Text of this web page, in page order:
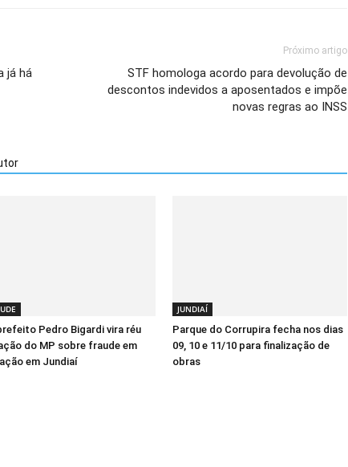
já há
Próximo artigo
STF homologa acordo para devolução de
descontos indevidos a aposentados e impõe
novas regras ao INSS
Pedro Bigardi vira réu
do MP sobre fraude em
em Jundiaí
JUNDIAÍ
Parque do Corrupira fecha nos dias
09, 10 e 11/10 para finalização de
obras